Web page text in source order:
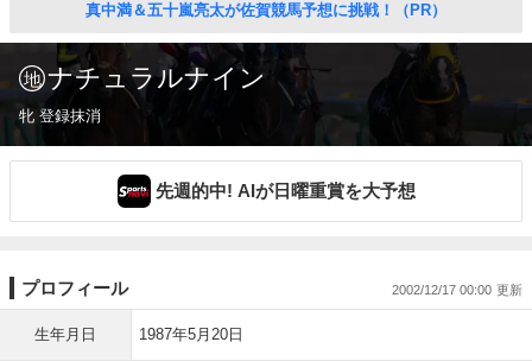
真中満＆五十嵐亮太が佐賀競馬予想に挑戦！（PR）
ナチュラルナイン
牝 登録抹消
先週的中! AIが日曜重賞を大予想
プロフィール 2002/12/17 00:00
生年月日 1987年5月20日